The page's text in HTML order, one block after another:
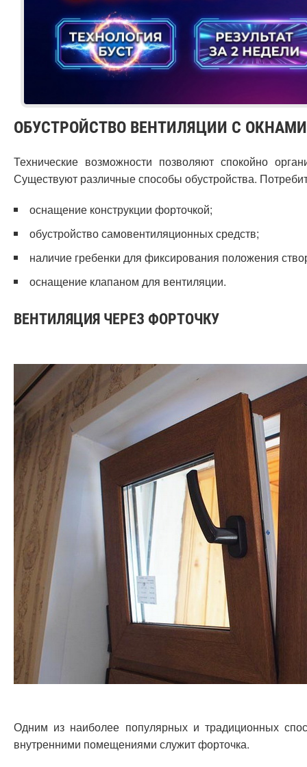
ОБУСТРОЙСТВО ВЕНТИЛЯЦИИ С
Технические возможности позволяют спокойно
Существуют различные способы обустройства.
оснащение конструкции форточкой;
обустройство самовентиляционных средств;
наличие гребенки для фиксирования положения
оснащение клапаном для вентиляции.
ВЕНТИЛЯЦИЯ ЧЕРЕЗ ФОРТОЧКУ
Одним из наиболее популярных и традиционных
внутренними помещениями служит форточка.